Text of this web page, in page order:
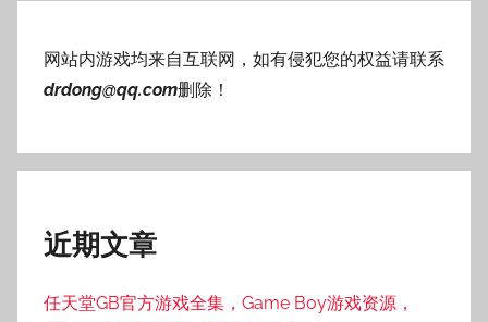
网站内游戏均来自互联网，如有侵犯您的权益请联系
drdong@qq.com删除！
近期文章
任天堂GB官方游戏全集，Game Boy游戏资源，